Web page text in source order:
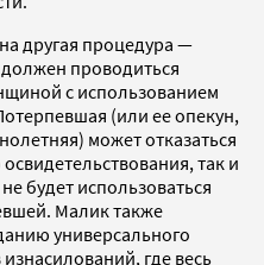
другая процедура —
проводиться
с использованием
(или ее опекун,
может отказаться
так и
будет использоваться
Малик также
универсального
где весь